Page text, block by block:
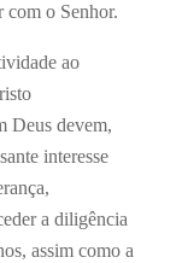
com o Senhor.
ao
Deus devem,
interesse
a diligência
assim como a